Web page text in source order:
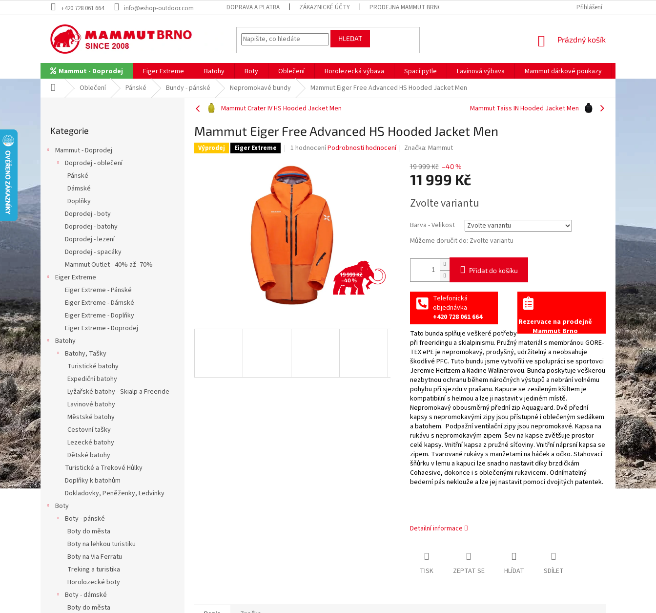
na
+420 728 061 664 info@eshop-outdoor.com DOPRAVA A PLATBA ZÁKAZNICKÉ ÚČTY PRODEJNA MAMMUT BRNO Přihlášení
HLEDAT
NÁKUPNÍ
Prázdný košík
Mammut - Doprodej Eiger Extreme Batohy Boty Oblečení Horolezecká výbava Spací pytle Lavinová výbava Mammut dárkové poukazy
Domů Oblečení Pánské Bundy - pánské Nepromokavé bundy Mammut Eiger Free Advanced HS Hooded Jacket Men
í
a
n
kategorie
Kategorie
Mammut - Doprodej
Doprodej - oblečení
Pánské
Dámské
Doplňky
Doprodej - boty
Doprodej - batohy
Doprodej - lezení
Doprodej - spacáky
Mammut Outlet - 40% až -70%
Eiger Extreme
Eiger Extreme - Pánské
Eiger Extreme - Dámské
Eiger Extreme - Doplňky
Eiger Extreme - Doprodej
Batohy
Batohy, Tašky
Turistické batohy
Expediční batohy
Lyžařské batohy - Skialp a Freeride
Lavinové batohy
Městské batohy
Cestovní tašky
Lezecké batohy
Dětské batohy
Turistické a Trekové Hůlky
Doplňky k batohům
Dokladovky, Peněženky, Ledvinky
Boty
Boty - pánské
Boty do města
Boty na lehkou turistiku
Boty na Via Ferratu
Treking a turistika
Horolozecké boty
Boty - dámské
Boty do města
Mammut Crater IV HS Hooded Jacket Men Mammut Taiss IN Hooded Jacket Men
Mammut Eiger Free Advanced HS Hooded Jacket Men
Výprodej Eiger Extreme
Průměrné
produktu
je
5,0
z
5
hvězdiček.
1 hodnoceníPodrobnosti hodnocení Značka:Mammut
19 999 Kč
–40 %
19 999 Kč –40 %
11 999 Kč
cena:
Zvolte variantu
Barva - Velikost
Můžeme doručit do: Zvolte variantu
Přidat do košíku
Rezervace na prodejně
Mammut Brno
Telefonická
objednávka
+420 728 061 664
Tato bunda splňuje veškeré potřeby
při freeridingu a skialpinismu. Pružný materiál s membránou GORE-
TEX ePE je nepromokavý, prodyšný, udržitelný a neobsahuje
škodlivé PFC. Tuto bundu jsme vytvořili ve spolupráci se sportovci
Jeremie Heitzem a Nadine Wallnerovou. Bunda poskytuje veškerou
nezbytnou ochranu během náročných výstupů a nebrání volnému
pohybu při sjezdu v prašanu. Kapuce se zesíleným kšiltem je
kompatibilní s helmou a lze ji nastavit v jediném místě.
Nepromokavý obousměrný přední zip Aquaguard. Dvě přední
kapsy s nepromokavými zipy jsou přístupné i oblečeným sedákem
a batohem. Podpažní ventilační zipy jsou nepromokavé. Kapsa na
rukávu s nepromokavým zipem. Šev na kapse zvětšuje prostor
celé kapsy. Vnitřní kapsa z pružné síťoviny. Vnitřní náprsní kapsa se
zipem. Tvarované rukávy s manžetami na háček a očko. Stahovací
šňůrku v lemu a kapuci lze snadno nastavit díky brzdičkám
Cohaesive, dokonce i s oblečenými rukavicemi. Odnímatelný
bederní pás neklouže a lze jej nastavit pomocí dvojitých patentek.
Detailní informace
TISK ZEPTAT SE HLÍDAT SDÍLET